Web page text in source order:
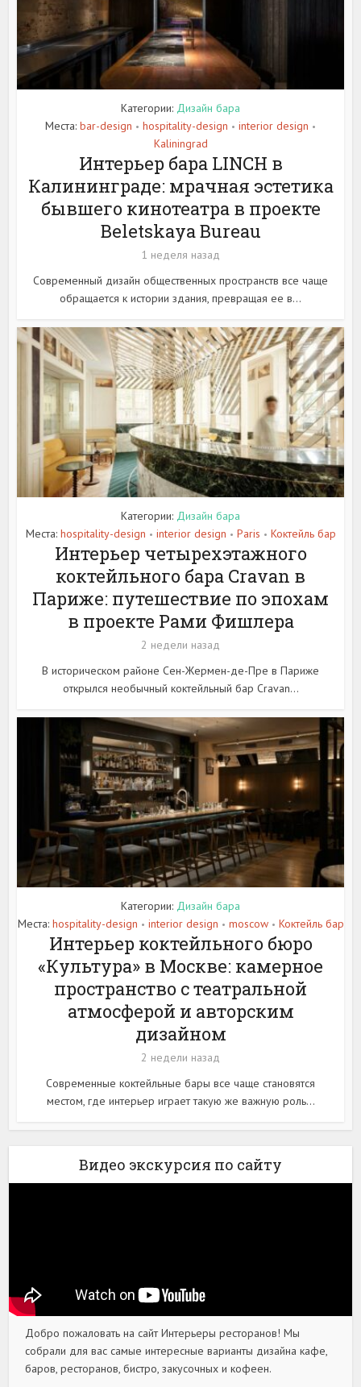
Категории: Дизайн бара
Места: bar-design • hospitality-design • interior design •
Kaliningrad
Интерьер бара LINCH в
Калининграде: мрачная эстетика
бывшего кинотеатра в проекте
Beletskaya Bureau
1 неделя назад
Современный дизайн общественных пространств все чаще
обращается к истории здания, превращая ее в...
Категории: Дизайн бара
Места: hospitality-design • interior design • Paris • Коктейль бар
Интерьер четырехэтажного
коктейльного бара Cravan в
Париже: путешествие по эпохам
в проекте Рами Фишлера
2 недели назад
В историческом районе Сен-Жермен-де-Пре в Париже
открылся необычный коктейльный бар Cravan...
Категории: Дизайн бара
Места: hospitality-design • interior design • moscow • Коктейль бар
Интерьер коктейльного бюро
«Культура» в Москве: камерное
пространство с театральной
атмосферой и авторским
дизайном
2 недели назад
Современные коктейльные бары все чаще становятся
местом, где интерьер играет такую же важную роль...
Видео экскурсия по сайту
Добро пожаловать на сайт Интерьеры ресторанов! Мы
собрали для вас самые интересные варианты дизайна кафе,
баров, ресторанов, бистро, закусочных и кофеен.